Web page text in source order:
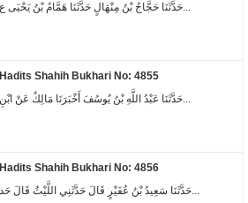
حَدَّثَنَا حَجَّاجُ بْنُ مِنْهَالٍ حَدَّثَنَا هَمَّامُ بْنُ يَحْيَى ع...
Hadits Shahih Bukhari No: 4855
حَدَّثَنَا عَبْدُ اللَّهِ بْنُ يُوسُفَ أَخْبَرَنَا مَالِكٌ عَنْ ابْنِ...
Hadits Shahih Bukhari No: 4856
حَدَّثَنَا سَعِيدُ بْنُ عُفَيْرٍ قَالَ حَدَّثَنِي اللَّيْثُ قَالَ حَد...